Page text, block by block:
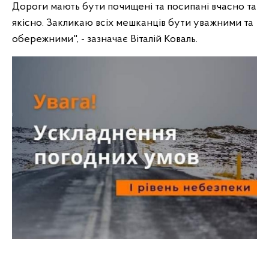
Дороги мають бути почищені та посипані вчасно та
якісно. Закликаю всіх мешканців бути уважними та
обережними", - зазначає Віталій Коваль.